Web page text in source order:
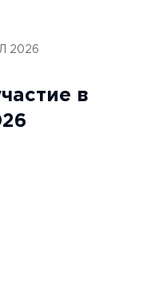
2026
в